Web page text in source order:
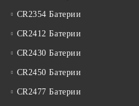
CR2354 Батерии
CR2412 Батерии
CR2430 Батерии
CR2450 Батерии
CR2477 Батерии